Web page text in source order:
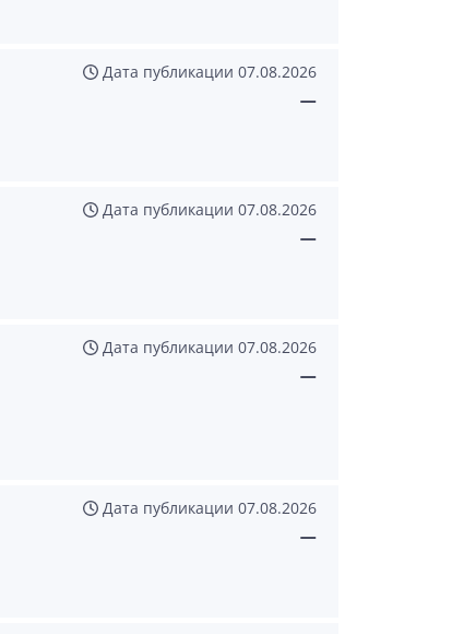
Дата публикации 07.08.2026
—
Дата публикации 07.08.2026
—
Дата публикации 07.08.2026
—
Дата публикации 07.08.2026
—